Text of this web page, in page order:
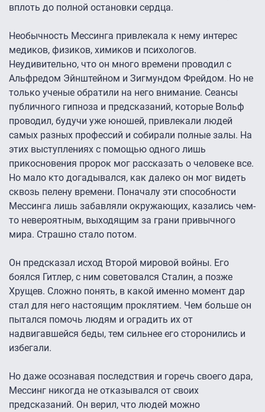
вплоть до полной остановки сердца.
Необычность Мессинга привлекала к нему интерес
медиков, физиков, химиков и психологов.
Неудивительно, что он много времени проводил с
Альфредом Эйнштейном и Зигмундом Фрейдом. Но не
только ученые обратили на него внимание. Сеансы
публичного гипноза и предсказаний, которые Вольф
проводил, будучи уже юношей, привлекали людей
самых разных профессий и собирали полные залы. На
этих выступлениях с помощью одного лишь
прикосновения пророк мог рассказать о человеке все.
Но мало кто догадывался, как далеко он мог видеть
сквозь пелену времени. Поначалу эти способности
Мессинга лишь забавляли окружающих, казались чем-
то невероятным, выходящим за грани привычного
мира. Страшно стало потом.
Он предсказал исход Второй мировой войны. Его
боялся Гитлер, с ним советовался Сталин, а позже
Хрущев. Сложно понять, в какой именно момент дар
стал для него настоящим проклятием. Чем больше он
пытался помочь людям и оградить их от
надвигавшейся беды, тем сильнее его сторонились и
избегали.
Но даже осознавая последствия и горечь своего дара,
Мессинг никогда не отказывался от своих
предсказаний. Он верил, что людей можно